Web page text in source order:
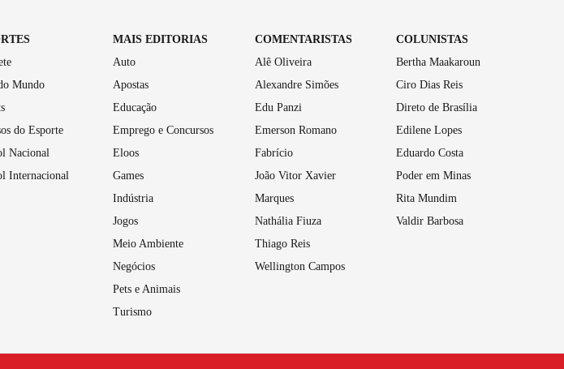
Mundo
do Esporte
Nacional
Internacional
MAIS EDITORIAS
Auto
Apostas
Educação
Emprego e Concursos
Eloos
Games
Indústria
Jogos
Meio Ambiente
Negócios
Pets e Animais
Turismo
COMENTARISTAS
Alê Oliveira
Alexandre Simões
Edu Panzi
Emerson Romano
Fabrício
João Vitor Xavier
Marques
Nathália Fiuza
Thiago Reis
Wellington Campos
COLUNISTAS
Bertha Maakaroun
Ciro Dias Reis
Direto de Brasília
Edilene Lopes
Eduardo Costa
Poder em Minas
Rita Mundim
Valdir Barbosa